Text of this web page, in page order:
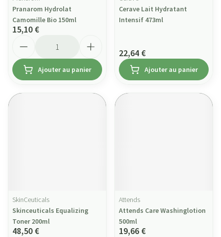
Pranarom Hydrolat
Camomille Bio 150ml
15,10 €
Ajouter au panier
Cerave Lait Hydratant
Intensif 473ml
22,64 €
Ajouter au panier
SkinCeuticals
Skinceuticals Equalizing
Toner 200ml
48,50 €
Attends
Attends Care Washinglotion
500ml
19,66 €